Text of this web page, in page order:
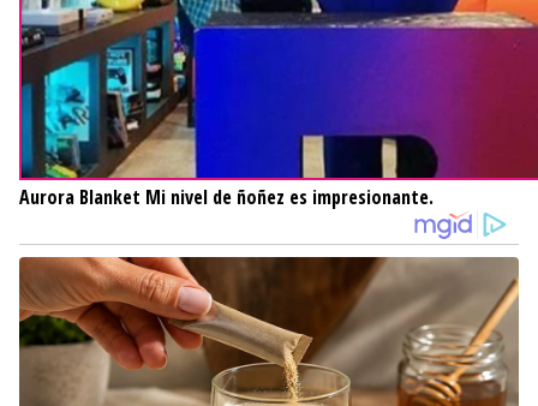
Aurora Blanket Mi nivel de ñoñez es impresionante.